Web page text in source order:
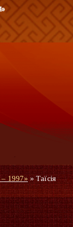
– 1997»»Таїсія